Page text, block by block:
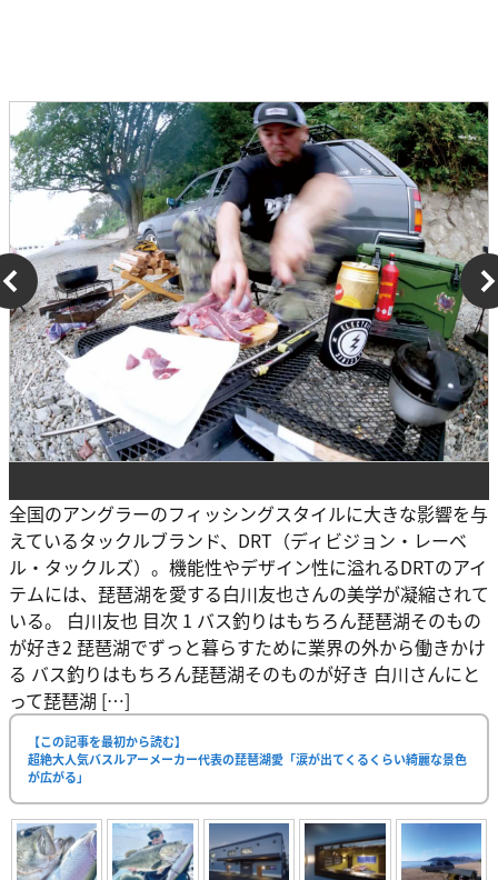
全国のアングラーのフィッシングスタイルに大きな影響を与
えているタックルブランド、DRT（ディビジョン・レーベ
ル・タックルズ）。機能性やデザイン性に溢れるDRTのアイ
テムには、琵琶湖を愛する白川友也さんの美学が凝縮されて
いる。 白川友也 目次 1 バス釣りはもちろん琵琶湖そのもの
が好き2 琵琶湖でずっと暮らすために業界の外から働きかけ
る バス釣りはもちろん琵琶湖そのものが好き 白川さんにと
って琵琶湖 […]
【この記事を最初から読む】
超絶大人気バスルアーメーカー代表の琵琶湖愛「涙が出てくるくらい綺麗な景色
が広がる」